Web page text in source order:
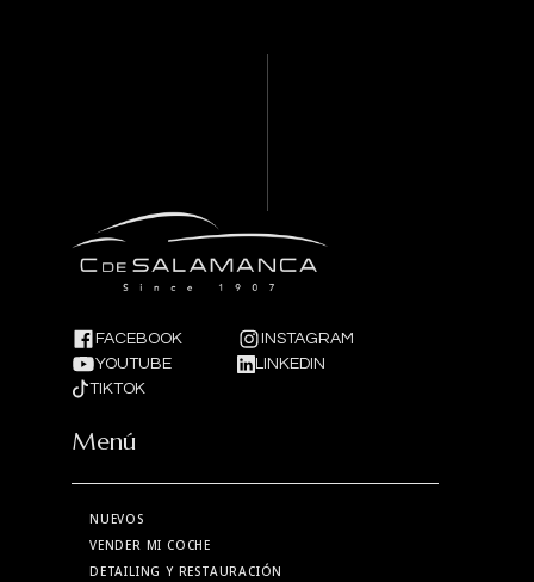
FACEBOOK
INSTAGRAM
YOUTUBE
LINKEDIN
TIKTOK
Menú
NUEVOS
VENDER MI COCHE
DETAILING Y RESTAURACIÓN